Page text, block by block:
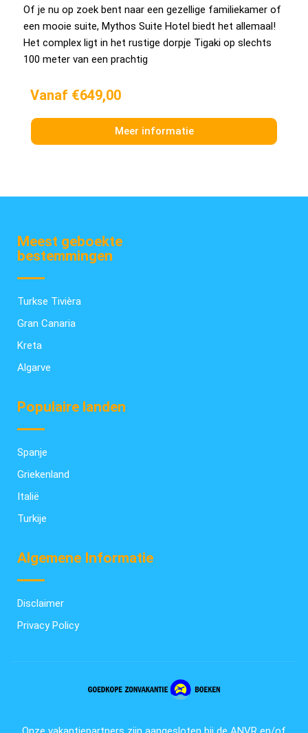
Of je nu op zoek bent naar een gezellige familiekamer of
een mooie suite, Mythos Suite Hotel biedt het allemaal!
Het complex ligt in het rustige dorpje Tigaki op slechts
100 meter van een prachtig
Vanaf €649,00
Meer informatie
Meest geboekte
bestemmingen
Turkse Tivièra
Gran Canaria
Kreta
Algarve
Populaire landen
Spanje
Griekenland
Italië
Turkije
Algemene Informatie
Disclaimer
Privacy Policy